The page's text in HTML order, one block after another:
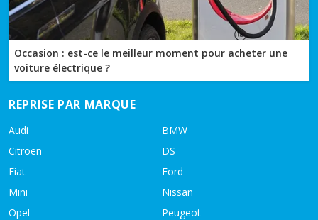
Occasion : est-ce le meilleur moment pour acheter une
voiture électrique ?
REPRISE PAR MARQUE
Audi
BMW
Citroën
DS
Fiat
Ford
Mini
Nissan
Opel
Peugeot